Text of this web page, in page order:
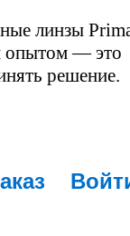
линзы
опытом — это
решение.